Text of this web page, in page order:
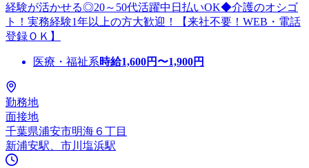
経験が活かせる◎20～50代活躍中日払いOK◆介護のオシゴ
ト！実務経験1年以上の方大歓迎！【来社不要！WEB・電話
登録ＯＫ】
医療・福祉系時給1,600円〜1,900円
勤務地
面接地
千葉県浦安市明海６丁目
新浦安駅、市川塩浜駅